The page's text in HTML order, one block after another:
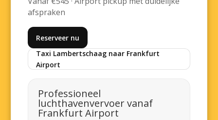
afspraken
Reserveer nu
Taxi Lambertschaag naar Frankfurt
Airport
Professioneel
luchthavenvervoer vanaf
Frankfurt Airport